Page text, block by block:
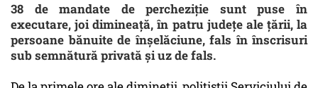
38 de mandate de percheziție sunt puse în
executare, joi dimineață, în patru județe ale țării, la
persoane bănuite de înșelăciune, fals în înscrisuri
sub semnătură privată și uz de fals.